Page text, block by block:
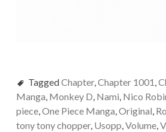
TaggedChapter,Chapter 1001,
Manga, Monkey D, Nami, Nico
piece,One Piece Manga,Original,
tony tony chopper, Usopp,Volume,